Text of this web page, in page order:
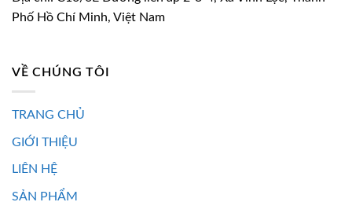
Phố Hồ Chí Minh, Việt Nam
VỀ CHÚNG TÔI
TRANG CHỦ
GIỚI THIỆU
LIÊN HỆ
SẢN PHẨM